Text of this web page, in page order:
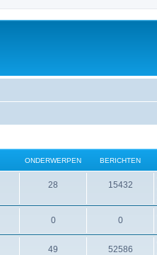
ONDERWERPEN BERICHTEN
28 15432
0 0
49 52586